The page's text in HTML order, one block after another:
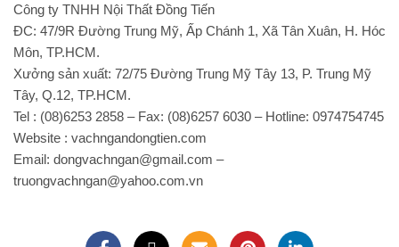
Công ty TNHH Nội Thất Đồng Tiến
ĐC: 47/9R Đường Trung Mỹ, Ấp Chánh 1, Xã Tân Xuân, H. Hóc
Môn, TP.HCM.
Xưởng sản xuất: 72/75 Đường Trung Mỹ Tây 13, P. Trung Mỹ
Tây, Q.12, TP.HCM.
Tel : (08)6253 2858 – Fax: (08)6257 6030 – Hotline: 0974754745
Website : vachngandongtien.com
Email: dongvachngan@gmail.com –
truongvachngan@yahoo.com.vn